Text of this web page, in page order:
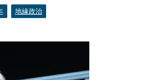
地緣政治